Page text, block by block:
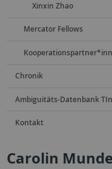
Xinxin Zhao
Mercator Fellows
Chronik
Ambiguitäts-Datenbank
Kontakt
Carolin